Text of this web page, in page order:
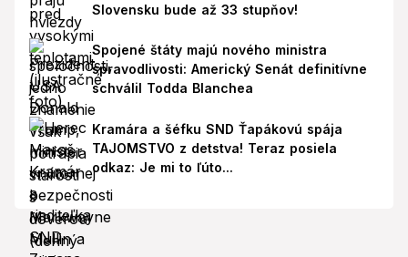
Slovensku bude až 33 stupňov!
Spojené štáty majú nového ministra
spravodlivosti: Americký Senát definitívne
schválil Todda Blanchea
Kramára a šéfku SND Ťapákovú spája
TAJOMSTVO z detstva! Teraz posiela
odkaz: Je mi to ľúto...